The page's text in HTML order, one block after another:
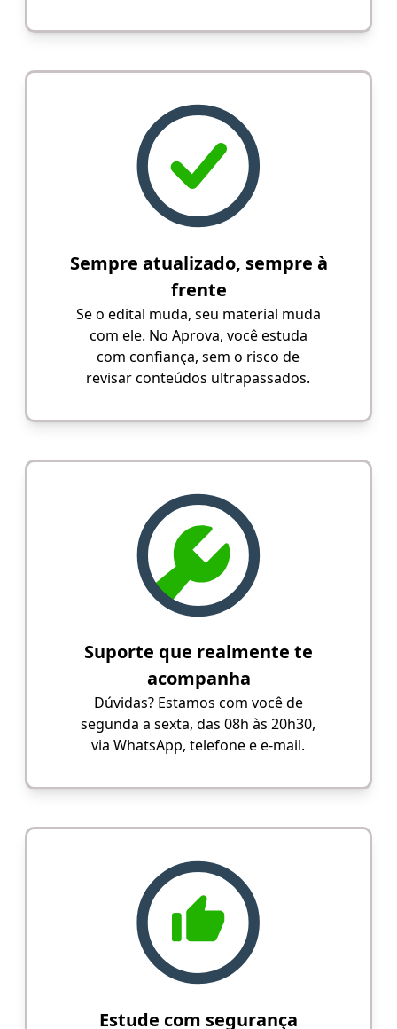
Sempre atualizado, sempre à
frente
Se o edital muda, seu material muda
com ele. No Aprova, você estuda
com confiança, sem o risco de
revisar conteúdos ultrapassados.
Suporte que realmente te
acompanha
Dúvidas? Estamos com você de
segunda a sexta, das 08h às 20h30,
via WhatsApp, telefone e e-mail.
Estude com segurança